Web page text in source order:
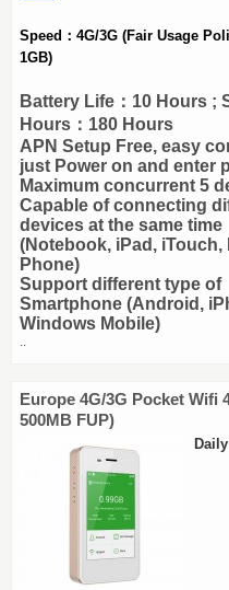
Speed：4G/3G (Fair Usage
1GB)
Battery Life：10 Hours ;
Hours：180 Hours
APN Setup Free, easy
just Power on and enter
Maximum concurrent 5
Capable of connecting
devices at the same time
(Notebook, iPad, iTouch,
Phone)
Support different type of
Smartphone (Android,
Windows Mobile)
..
Europe 4G/3G Pocket Wifi
500MB FUP)